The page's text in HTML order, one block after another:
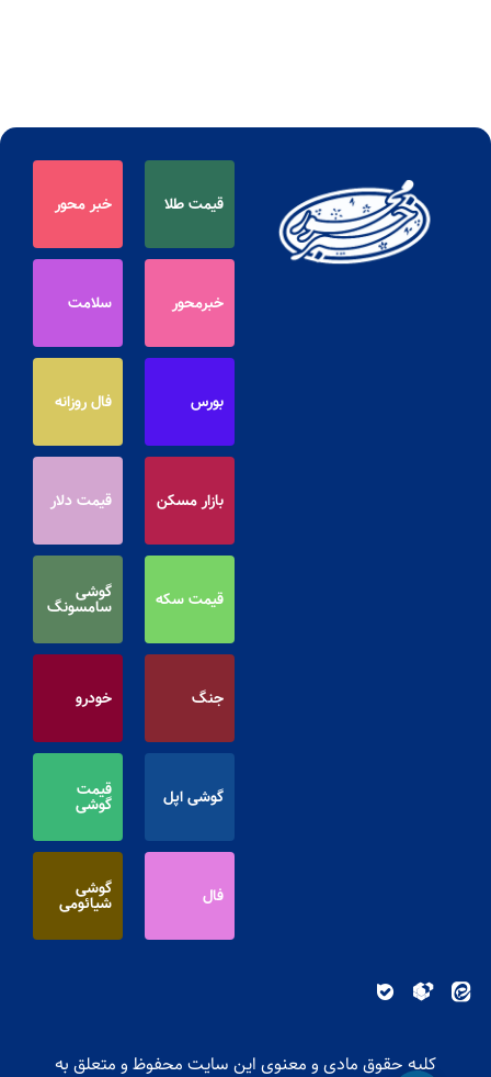
قیمت طلا خبر محور
خبرمحور سلامت
بورس فال روزانه
بازار مسکن قیمت دلار
قیمت سکه گوشی
سامسونگ
جنگ خودرو
گوشی اپل قیمت
گوشی
فال گوشی
شیائومی
کلیه حقوق مادی و معنوی این سایت محفوظ و متعلق به